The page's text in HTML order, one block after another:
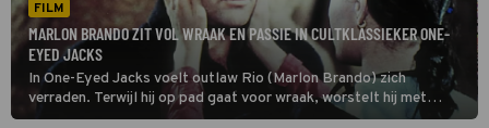
FILM
MARLON BRANDO ZIT VOL WRAAK EN PASSIE IN CULTKLASSIEKER ONE-
EYED JACKS
In One-Eyed Jacks voelt outlaw Rio (Marlon Brando) zich
verraden. Terwijl hij op pad gaat voor wraak, worstelt hij met
loyaliteit en liefde.